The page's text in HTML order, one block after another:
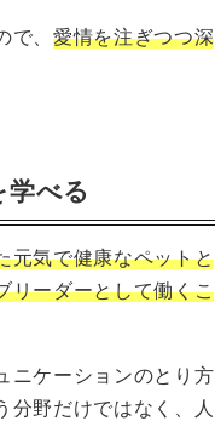
で、愛情を注ぎつつ深
べる
元気で健康なペットと
リーダーとして働くこ
ニケーションのとり方
分野だけではなく、人